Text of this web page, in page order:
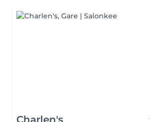
Charlen's